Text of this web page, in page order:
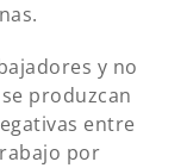
y no
produzcan
entre
por